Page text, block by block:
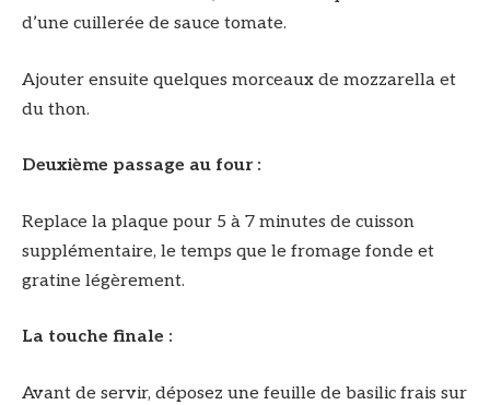
d’une cuillerée de sauce tomate.
Ajouter ensuite quelques morceaux de mozzarella et
du thon.
Deuxième passage au four :
Replace la plaque pour 5 à 7 minutes de cuisson
supplémentaire, le temps que le fromage fonde et
gratine légèrement.
La touche finale :
Avant de servir, déposez une feuille de basilic frais sur